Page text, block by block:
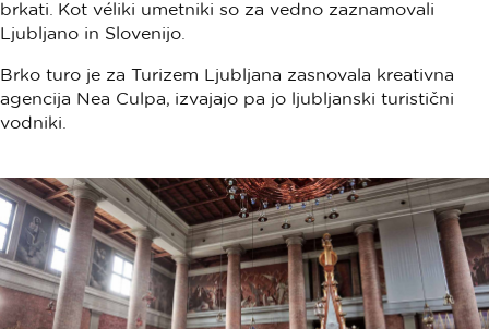
brkati. Kot véliki umetniki so za vedno zaznamovali
Ljubljano in Slovenijo.
Brko turo je za Turizem Ljubljana zasnovala kreativna
agencija Nea Culpa, izvajajo pa jo ljubljanski turistični
vodniki.